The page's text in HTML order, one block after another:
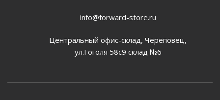
info@forward-store.ru
Центральный офис-склад, Череповец,
ул.Гоголя 58с9 склад №6